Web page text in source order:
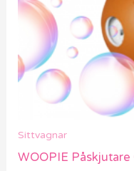
Sittvagnar
WOOPIE